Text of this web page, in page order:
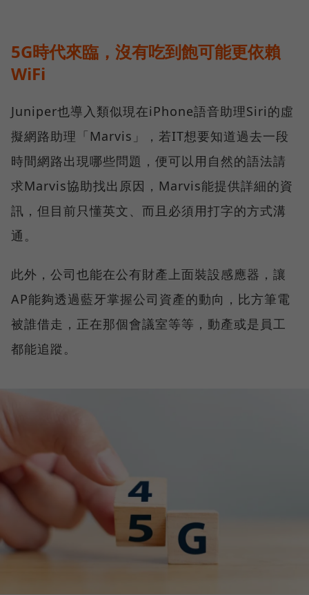
5G時代來臨，沒有吃到飽可能更依賴
WiFi
Juniper也導入類似現在iPhone語音助理Siri的虛
擬網路助理「Marvis」，若IT想要知道過去一段
時間網路出現哪些問題，便可以用自然的語法請
求Marvis協助找出原因，Marvis能提供詳細的資
訊，但目前只懂英文、而且必須用打字的方式溝
通。
此外，公司也能在公有財產上面裝設感應器，讓
AP能夠透過藍牙掌握公司資產的動向，比方筆電
被誰借走，正在那個會議室等等，動產或是員工
都能追蹤。